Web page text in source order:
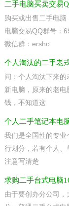
二手电脑买卖交易
购买或出售二手电
电脑交易QQ群号：
微信群：ersho
个人淘汰的二手老
问：个人淘汰下来
新电脑，原来的老
钱，不知道这
个人二手笔记本电
我们是全国性的专
行划分，若有个人、
注意写清楚
求购二手台式电脑
由于要创办分公司